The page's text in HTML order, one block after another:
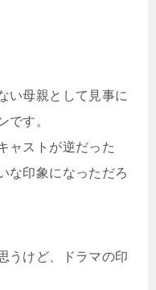
い母親として見事に
です。
ャストが逆だった
な印象になっただろ
うけど、ドラマの印